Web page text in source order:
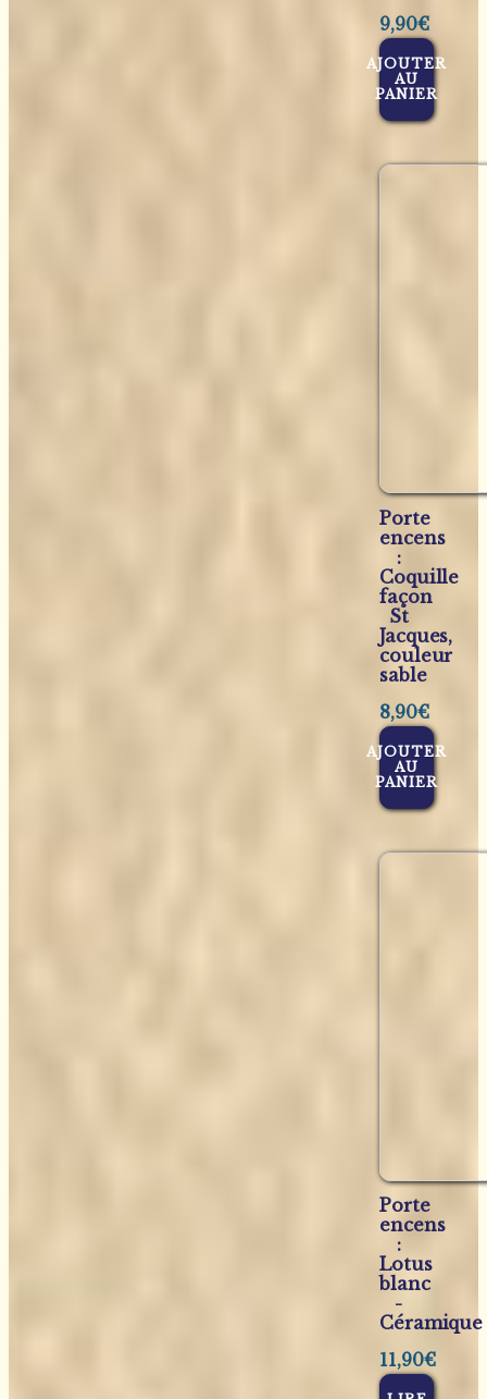
9,90€
AJOUTER
AU
PANIER
Porte
encens
:
Coquille
façon
St
Jacques,
couleur
sable
8,90€
AJOUTER
AU
PANIER
Porte
encens
:
Lotus
blanc
-
Céramique
11,90€